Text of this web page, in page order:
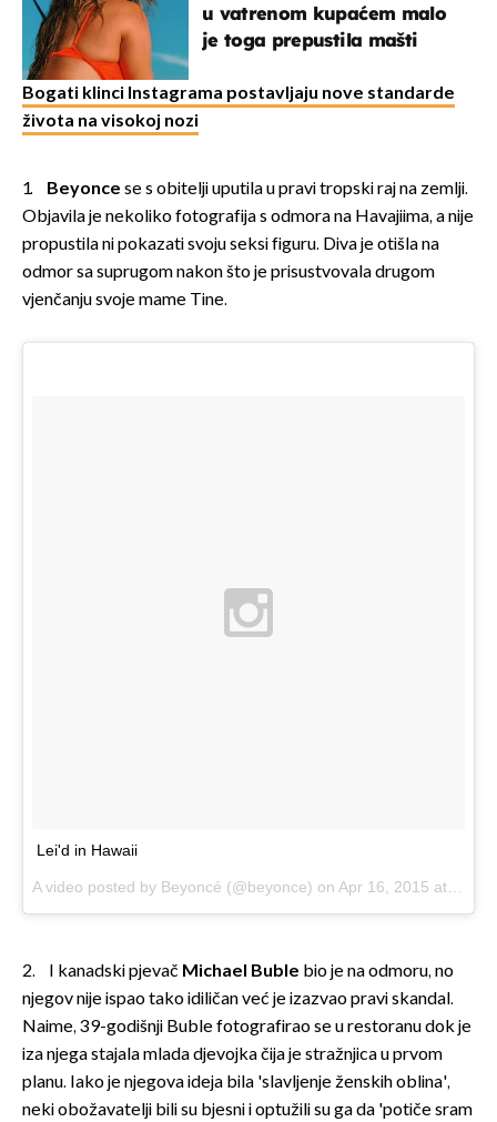
u vatrenom kupaćem malo
je toga prepustila mašti
Bogati klinci Instagrama postavljaju nove standarde
života na visokoj nozi
1. Beyonce se s obitelji uputila u pravi tropski raj na zemlji.
Objavila je nekoliko fotografija s odmora na Havajiima, a nije
propustila ni pokazati svoju seksi figuru. Diva je otišla na
odmor sa suprugom nakon što je prisustvovala drugom
vjenčanju svoje mame Tine.
Lei'd in Hawaii
A video posted by Beyoncé (@beyonce) on Apr 16, 2015 at 11:18am PDT
2. I kanadski pjevač Michael Buble bio je na odmoru, no
njegov nije ispao tako idiličan već je izazvao pravi skandal.
Naime, 39-godišnji Buble fotografirao se u restoranu dok je
iza njega stajala mlada djevojka čija je stražnjica u prvom
planu. Iako je njegova ideja bila 'slavljenje ženskih oblina',
neki obožavatelji bili su bjesni i optužili su ga da 'potiče sram